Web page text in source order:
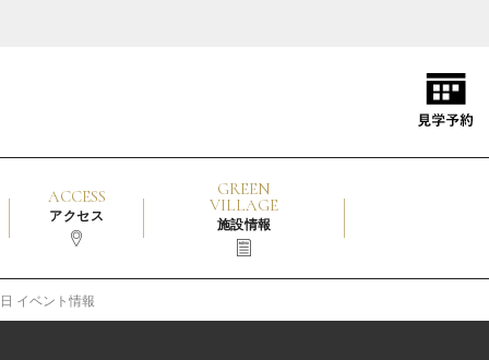
ACCESS
アクセス
GREEN
VILLAGE
施設情報
イベント情報